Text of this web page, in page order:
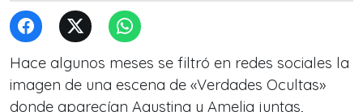
Hace algunos meses se filtró en redes sociales la
imagen de una escena de «Verdades Ocultas»
donde aparecían Agustina y Amelia juntas,